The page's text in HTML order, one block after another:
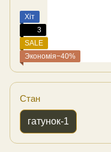
Хіт
3
SALE
Экономія−40%
Стан
гатунок-1